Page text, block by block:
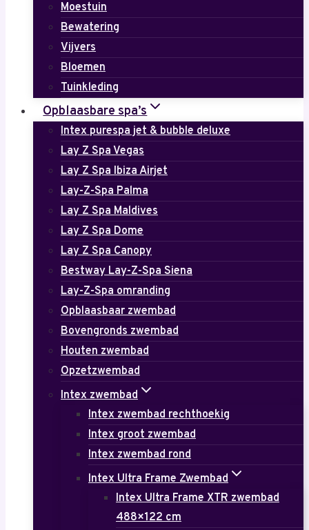
Moestuin
Bewatering
Vijvers
Bloemen
Tuinkleding
Opblaasbare spa’s
Intex purespa jet & bubble deluxe
Lay Z Spa Vegas
Lay Z Spa Ibiza Airjet
Lay-Z-Spa Palma
Lay Z Spa Maldives
Lay Z Spa Dome
Lay Z Spa Canopy
Bestway Lay-Z-Spa Siena
Lay-Z-Spa omranding
Opblaasbaar zwembad
Bovengronds zwembad
Houten zwembad
Opzetzwembad
Intex zwembad
Intex zwembad rechthoekig
Intex groot zwembad
Intex zwembad rond
Intex Ultra Frame Zwembad
Intex Ultra Frame XTR zwembad
488×122 cm